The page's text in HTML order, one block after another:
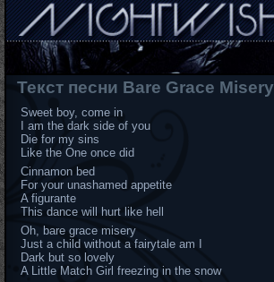
Текст песни Bare Grace Misery
Sweet boy, come in
I am the dark side of you
Die for my sins
Like the One once did
Cinnamon bed
For your unashamed appetite
A figurante
This dance will hurt like hell
Oh, bare grace misery
Just a child without a fairytale am I
Dark but so lovely
A Little Match Girl freezing in the snow